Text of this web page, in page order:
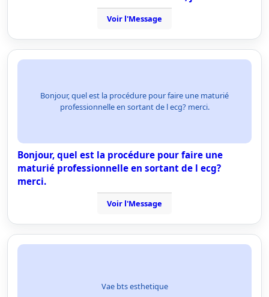
Voir l'Message
Bonjour, quel est la procédure pour faire une maturié
professionnelle en sortant de l ecg? merci.
Bonjour, quel est la procédure pour faire une
maturié professionnelle en sortant de l ecg?
merci.
Voir l'Message
Vae bts esthetique